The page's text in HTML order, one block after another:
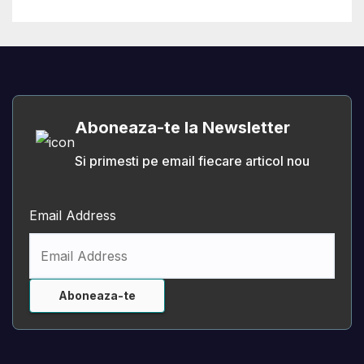
Aboneaza-te la Newsletter
Si primesti pe email fiecare articol nou
Email Address